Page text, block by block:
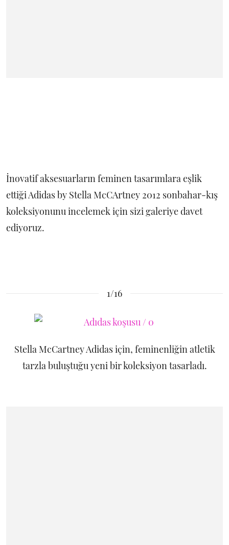
İnovatif aksesuarların feminen tasarımlara eşlik
ettiği Adidas by Stella McCArtney 2012 sonbahar-kış
koleksiyonunu incelemek için sizi galeriye davet
ediyoruz.
1/16
Stella McCartney Adidas için, feminenliğin atletik
tarzla buluştuğu yeni bir koleksiyon tasarladı.